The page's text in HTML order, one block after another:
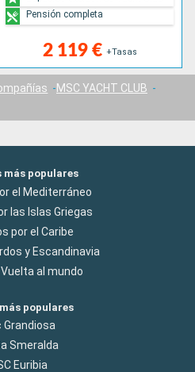
2 119 € +Tasas
Pensión completa
MSC YACHT CLUB
más populares
el Mediterráneo
las Islas Griegas
por el Caribe
y Escandinavia
al mundo
populares
Grandiosa
Smeralda
Euribia